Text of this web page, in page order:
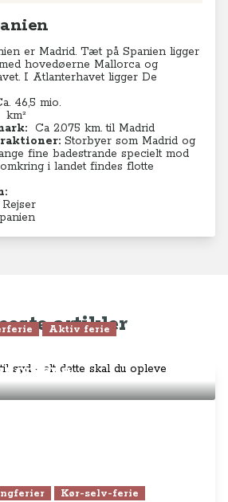
er Madrid. Tæt på Spanien ligger
hovedøerne Mallorca og
I Atlanterhavet ligger De
46,5 mio.
km²
Ca 2.075 km. til Madrid
Storbyer som Madrid og
fine badestrande specielt mod
i landet findes flotte
Rejser
artikler
Aktiv ferie
opleve
Kør-selv-ferie